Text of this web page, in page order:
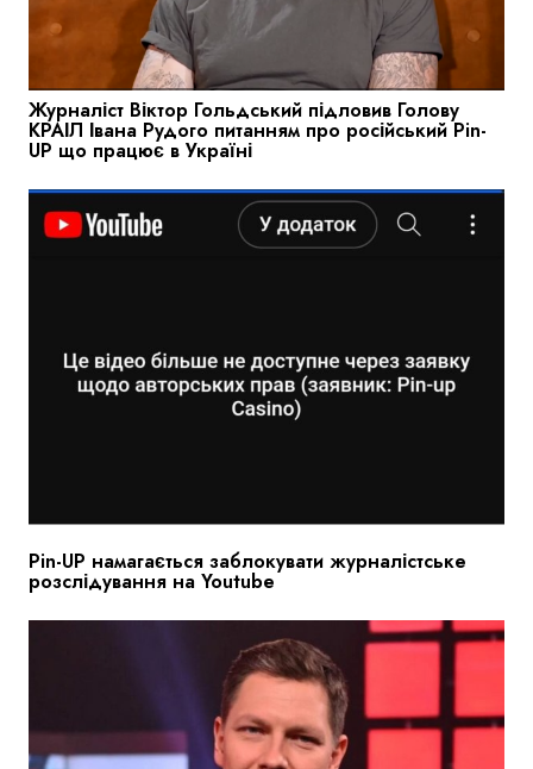
Журналіст Віктор Гольдський підловив Голову
КРАІЛ Івана Рудого питанням про російський Pin-
UP що працює в Україні
Pin-UP намагається заблокувати журналістське
розслідування на Youtube